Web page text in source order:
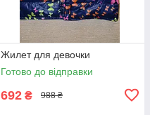
Жилет для девочки
Готово до відправки
692 ₴ 988 ₴